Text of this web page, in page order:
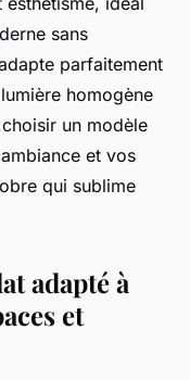
sans
parfaitement
homogène
un modèle
et vos
qui sublime
adapté à
et